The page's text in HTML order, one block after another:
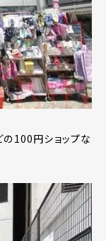
の100円ショップな